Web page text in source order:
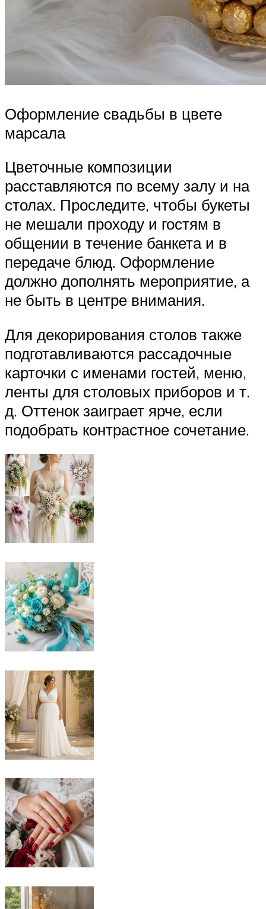
Оформление свадьбы в цвете
марсала
Цветочные композиции
расставляются по всему залу и на
столах. Проследите, чтобы букеты
не мешали проходу и гостям в
общении в течение банкета и в
передаче блюд. Оформление
должно дополнять мероприятие, а
не быть в центре внимания.
Для декорирования столов также
подготавливаются рассадочные
карточки с именами гостей, меню,
ленты для столовых приборов и т.
д. Оттенок заиграет ярче, если
подобрать контрастное сочетание.